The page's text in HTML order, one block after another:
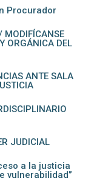
Procurador
ORGÁNICA DEL
ANTE SALA
JUDICIAL
a la justicia
vulnerabilidad”